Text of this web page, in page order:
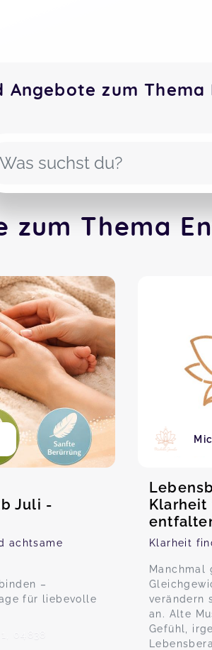
Angebote zum
zum Thema
Juli -
achtsame
–
für liebevolle
04838
Klarheit
Klarheit
Manchmal
verändern
an. Alte
Gefühl,